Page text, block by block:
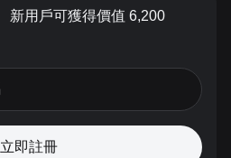
新用戶可獲得價值 6,200
立即註冊